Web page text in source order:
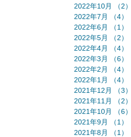
2022年10月
（2）
2022年7月
（4）
2022年6月
（1）
2022年5月
（2）
2022年4月
（4）
2022年3月
（6）
2022年2月
（4）
2022年1月
（4）
2021年12月
（3）
2021年11月
（2）
2021年10月
（6）
2021年9月
（1）
2021年8月
（1）